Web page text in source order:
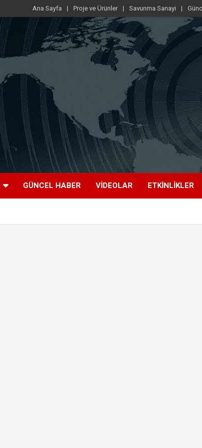
Ana Sayfa Proje ve Ürünler Savunma Sanayi
GÜNCEL HABER VIDEOLAR ETKINLIKLER